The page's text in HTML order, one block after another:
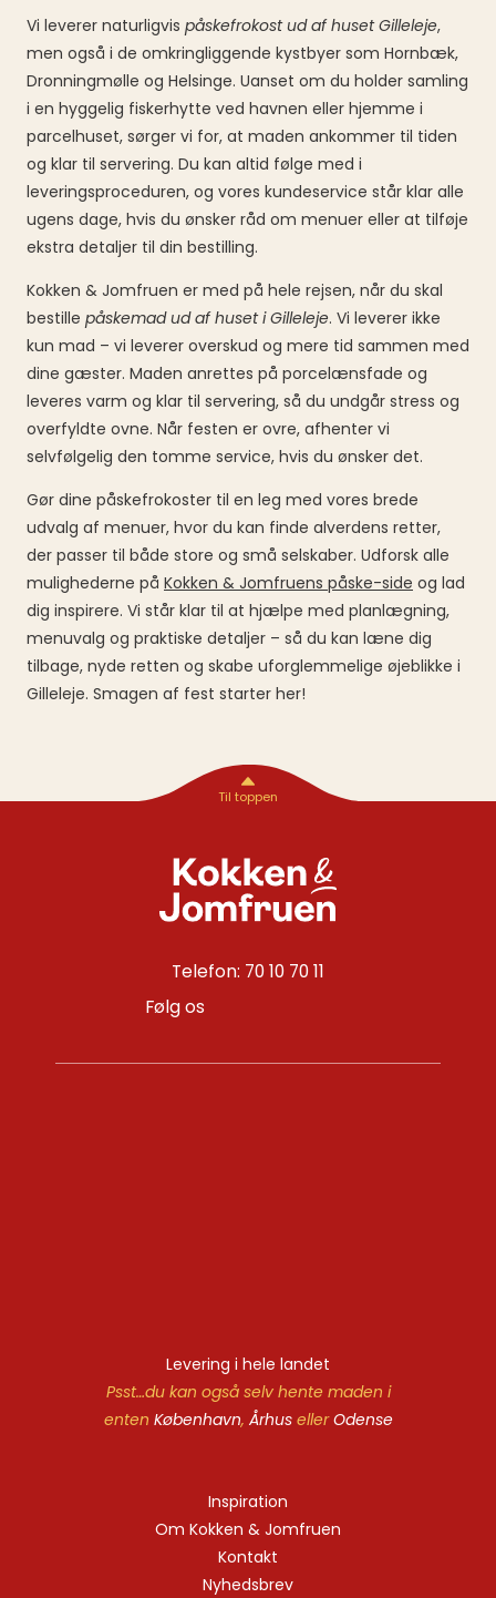
Vi leverer naturligvis påskefrokost ud af huset Gilleleje,
men også i de omkringliggende kystbyer som Hornbæk,
Dronningmølle og Helsinge. Uanset om du holder samling
i en hyggelig fiskerhytte ved havnen eller hjemme i
parcelhuset, sørger vi for, at maden ankommer til tiden
og klar til servering. Du kan altid følge med i
leveringsproceduren, og vores kundeservice står klar alle
ugens dage, hvis du ønsker råd om menuer eller at tilføje
ekstra detaljer til din bestilling.
Kokken & Jomfruen er med på hele rejsen, når du skal
bestille påskemad ud af huset i Gilleleje. Vi leverer ikke
kun mad – vi leverer overskud og mere tid sammen med
dine gæster. Maden anrettes på porcelænsfade og
leveres varm og klar til servering, så du undgår stress og
overfyldte ovne. Når festen er ovre, afhenter vi
selvfølgelig den tomme service, hvis du ønsker det.
Gør dine påskefrokoster til en leg med vores brede
udvalg af menuer, hvor du kan finde alverdens retter,
der passer til både store og små selskaber. Udforsk alle
mulighederne på Kokken & Jomfruens påske-side og lad
dig inspirere. Vi står klar til at hjælpe med planlægning,
menuvalg og praktiske detaljer – så du kan læne dig
tilbage, nyde retten og skabe uforglemmelige øjeblikke i
Gilleleje. Smagen af fest starter her!
Telefon: 70 10 70 11
Følg os
Levering i hele landet
Psst…du kan også selv hente maden i
enten København, ÅrhusellerOdense
Inspiration
Om Kokken & Jomfruen
Kontakt
Nyhedsbrev